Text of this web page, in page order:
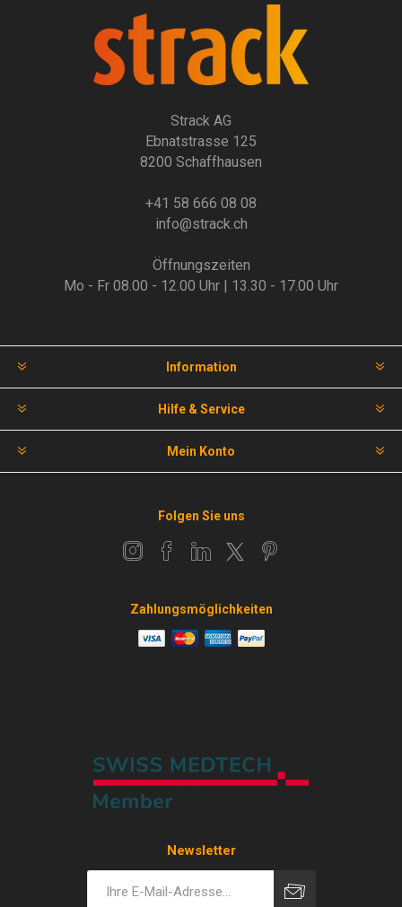
Strack AG
Ebnatstrasse 125
8200 Schaffhausen
+41 58 666 08 08
info@strack.ch
Öffnungszeiten
Mo - Fr 08.00 - 12.00 Uhr | 13.30 - 17.00 Uhr
Information
Hilfe & Service
Mein Konto
Folgen Sie uns
Zahlungsmöglichkeiten
Newsletter